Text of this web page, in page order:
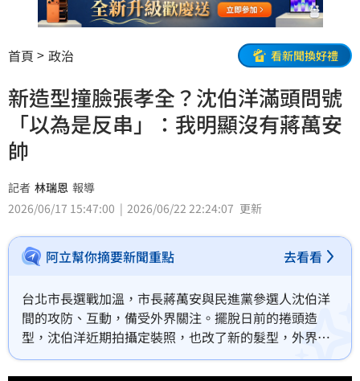
首頁 政治 看新聞換好禮
新造型撞臉張孝全？沈伯洋滿頭問號
「以為是反串」：我明顯沒有蔣萬安
帥
記者 林瑞恩 報導
2026/06/17 15:47:00
2026/06/22 22:24:07 更新
阿立幫你摘要新聞重點 去看看
台北市長選戰加溫，市長蔣萬安與民進黨參選人沈伯洋
間的攻防、互動，備受外界關注。擺脫日前的捲頭造
型，沈伯洋近期拍攝定裝照，也改了新的髮型，外界有
聲音稱沈與藝人張孝全相似。媒體今（17）日詢及此
事，沈伯洋直言，聽了問題都滿臉問號，以為是反串。